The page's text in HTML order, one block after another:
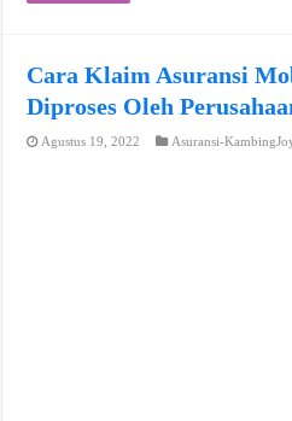
Cara Klaim Asuransi
Diproses Oleh
Agustus 19, 2022 Asuransi-